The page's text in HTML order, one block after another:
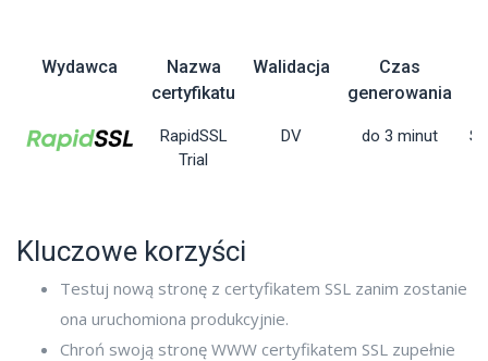
Wydawca
Nazwa
certyfikatu
Walidacja
Czas
generowania
RapidSSL
Trial
DV do 3 minut
Kluczowe korzyści
Testuj nową stronę z certyfikatem SSL zanim zostanie
ona uruchomiona produkcyjnie.
Chroń swoją stronę WWW certyfikatem SSL zupełnie